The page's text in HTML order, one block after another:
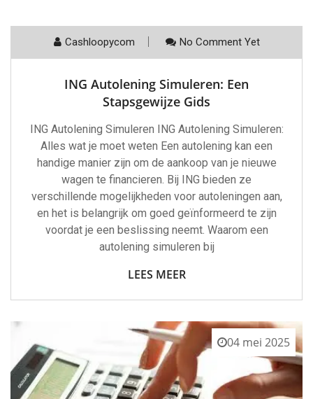
Cashloopycom No Comment Yet
ING Autolening Simuleren: Een
Stapsgewijze Gids
ING Autolening Simuleren ING Autolening Simuleren:
Alles wat je moet weten Een autolening kan een
handige manier zijn om de aankoop van je nieuwe
wagen te financieren. Bij ING bieden ze
verschillende mogelijkheden voor autoleningen aan,
en het is belangrijk om goed geïnformeerd te zijn
voordat je een beslissing neemt. Waarom een
autolening simuleren bij
LEES MEER
04 mei 2025